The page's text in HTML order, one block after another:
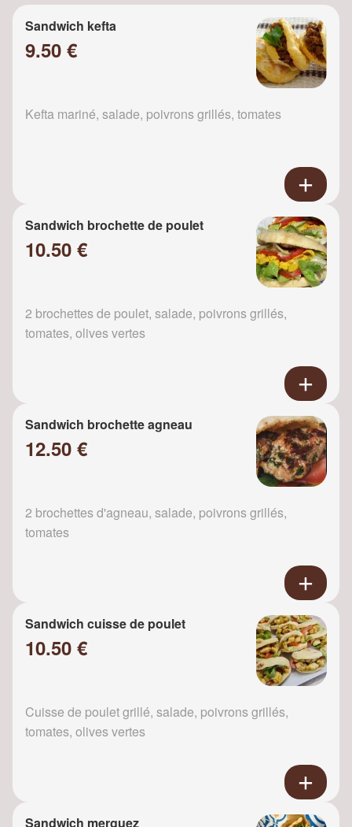
Sandwich kefta
9.50 €
Kefta mariné, salade, poivrons grillés, tomates
Sandwich brochette de poulet
10.50 €
2 brochettes de poulet, salade, poivrons grillés,
tomates, olives vertes
Sandwich brochette agneau
12.50 €
2 brochettes d'agneau, salade, poivrons grillés,
tomates
Sandwich cuisse de poulet
10.50 €
Cuisse de poulet grillé, salade, poivrons grillés,
tomates, olives vertes
Sandwich merguez